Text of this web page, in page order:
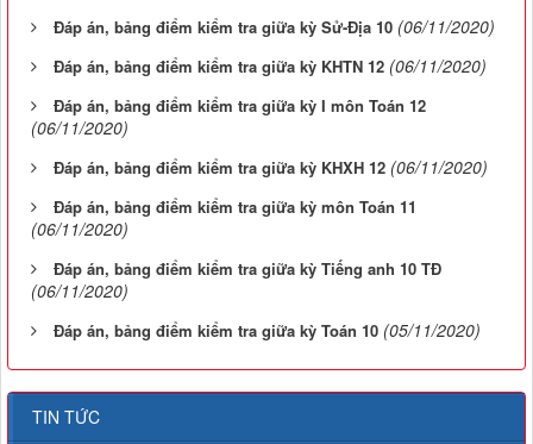
Đáp án, bảng điểm kiểm tra giữa kỳ Sử-Địa 10 (06/11/2020)
Đáp án, bảng điểm kiểm tra giữa kỳ KHTN 12 (06/11/2020)
Đáp án, bảng điểm kiểm tra giữa kỳ I môn Toán 12
(06/11/2020)
Đáp án, bảng điểm kiểm tra giữa kỳ KHXH 12 (06/11/2020)
Đáp án, bảng điểm kiểm tra giữa kỳ môn Toán 11
(06/11/2020)
Đáp án, bảng điểm kiểm tra giữa kỳ Tiếng anh 10 TĐ
(06/11/2020)
Đáp án, bảng điểm kiểm tra giữa kỳ Toán 10 (05/11/2020)
TIN TỨC